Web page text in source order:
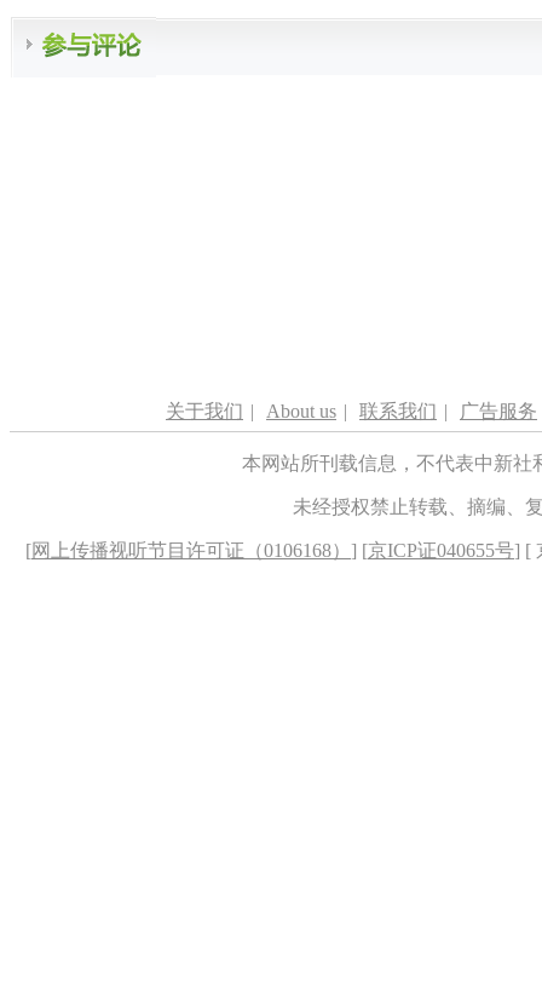
关于我们 | About us | 联系我们 | 广告服务
本网站所刊载信息，不代表中新
未经授权禁止转载、摘编、
[网上传播视听节目许可证（0106168） ] [京ICP证040655号] [